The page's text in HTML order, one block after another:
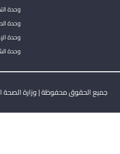
وحدة
وحدة
وحدة
وحدة
جميع الحقوق محفوظة | وزارة الصحة